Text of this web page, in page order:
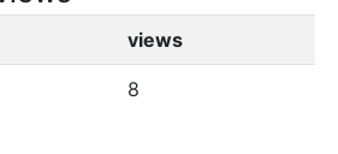
views
8